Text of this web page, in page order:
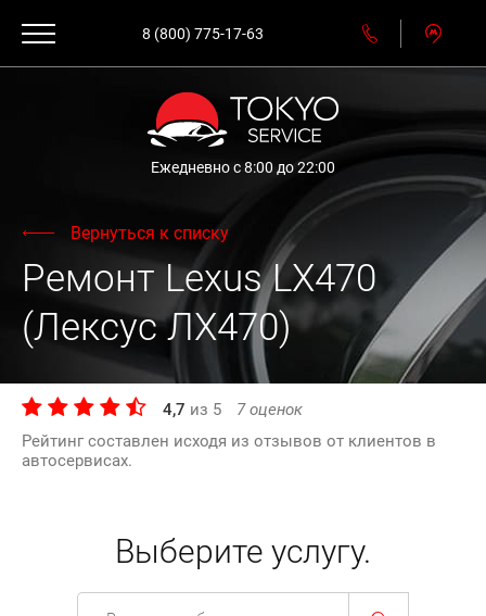
8 (800) 775-17-63
Ежедневно с 8:00 до 22:00
Вернуться к списку
Ремонт Lexus LX470
(Лексус ЛХ470)
4,7 из 5 7оценок
Рейтинг составлен исходя из отзывов от клиентов в
автосервисах.
Выберите услугу.